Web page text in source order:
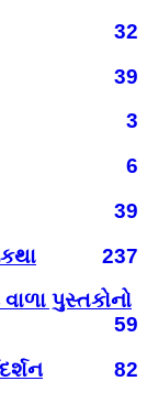
32
39
3
6
39
237
પુસ્તકોનો
59
82